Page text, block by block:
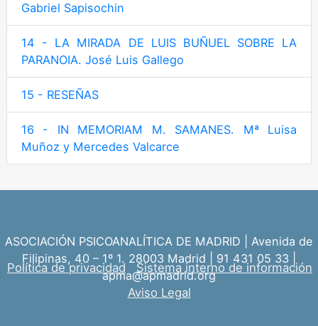
Gabriel Sapisochin
14 - LA MIRADA DE LUIS BUÑUEL SOBRE LA
PARANOIA. José Luis Gallego
15 - RESEÑAS
16 - IN MEMORIAM M. SAMANES. Mª Luisa
Muñoz y Mercedes Valcarce
ASOCIACIÓN PSICOANALÍTICA DE MADRID | Avenida de
Filipinas, 40 – 1º 1. 28003 Madrid | 91 431 05 33 |
apma@apmadrid.org
Aviso Legal
Política de privacidad Sistema interno de información